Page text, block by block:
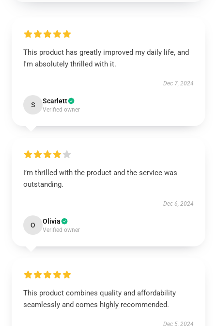
This product has greatly improved my daily life, and
I'm absolutely thrilled with it.
Dec 7, 2024
S Scarlett
Verified owner
I’m thrilled with the product and the service was
outstanding.
Dec 6, 2024
O Olivia
Verified owner
This product combines quality and affordability
seamlessly and comes highly recommended.
Dec 5, 2024